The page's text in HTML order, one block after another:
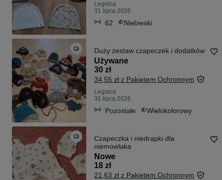
Legnica
31 lipca 2026
62 Niebieski
Duży zestaw czapeczek i dodatków
Używane
30 zł
34,55 zł z Pakietem Ochronnym
Legnica
31 lipca 2026
Pozostałe Wielokolorowy
Czapeczka i niedrapki dla
niemowlaka
Nowe
18 zł
21,63 zł z Pakietem Ochronnym